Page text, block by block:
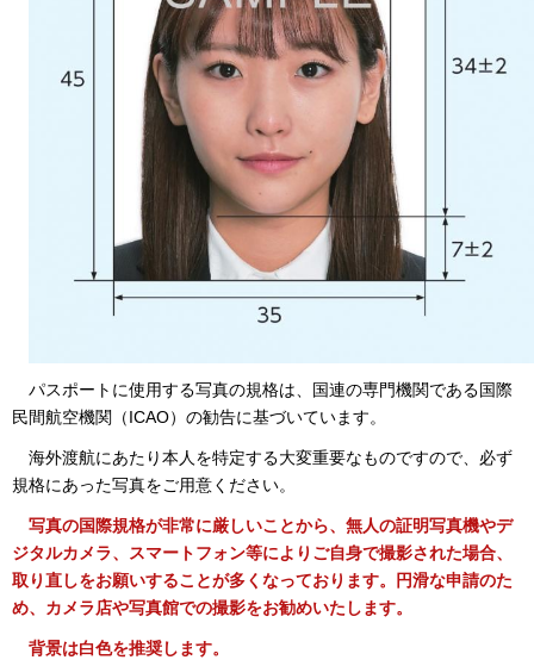
パスポートに使用する写真の規格は、国連の専門機関である国際
民間航空機関（ICAO）の勧告に基づいています。
海外渡航にあたり本人を特定する大変重要なものですので、必ず
規格にあった写真をご用意ください。
写真の国際規格が非常に厳しいことから、無人の証明写真機やデ
ジタルカメラ、スマートフォン等によりご自身で撮影された場合、
取り直しをお願いすることが多くなっております。円滑な申請のた
め、カメラ店や写真館での撮影をお勧めいたします。
背景は白色を推奨します。